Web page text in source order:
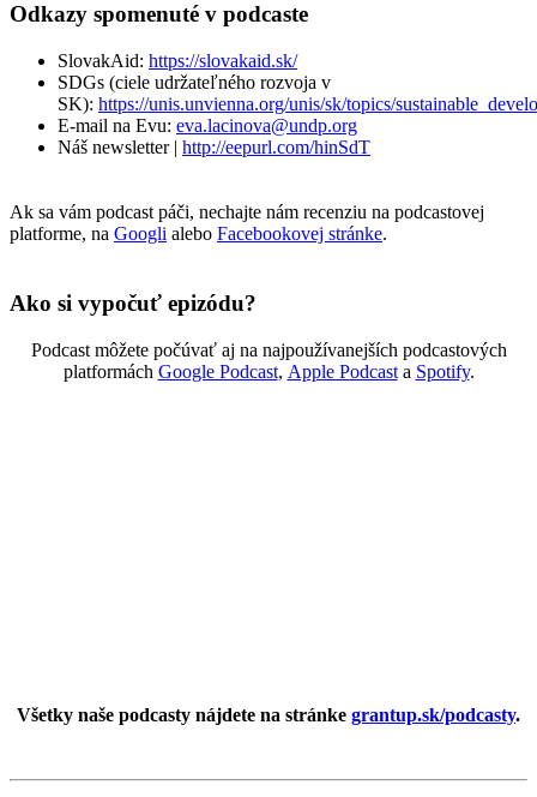
Odkazy spomenuté v podcaste
SlovakAid: https://slovakaid.sk/
SDGs (ciele udržateľného rozvoja v
SK): https://unis.unvienna.org/unis/sk/topics/
E-mail na Evu: eva.lacinova@undp.org
Náš newsletter | http://eepurl.com/hinSdT
Ak sa vám podcast páči, nechajte nám recenziu na podcastovej
platforme, na Googli alebo Facebookovej stránke.
Ako si vypočuť epizódu?
Podcast môžete počúvať aj na najpoužívanejších podcastových
platformách Google Podcast, Apple Podcasta Spotify.
Všetky naše podcasty nájdete na stránke grantup.sk/podcasty.